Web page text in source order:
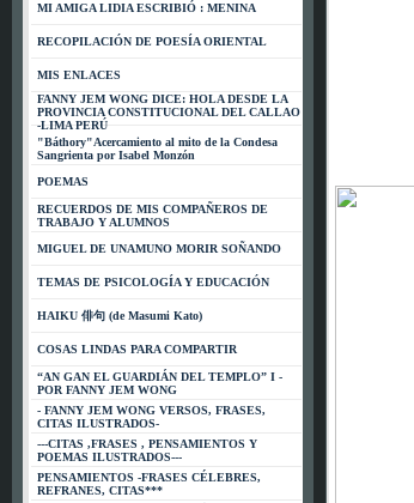
MI AMIGA LIDIA ESCRIBIÓ : MENINA
RECOPILACIÓN DE POESÍA ORIENTAL
MIS ENLACES
FANNY JEM WONG DICE: HOLA DESDE LA
PROVINCIA CONSTITUCIONAL DEL CALLAO
-LIMA PERÚ
"Báthory"Acercamiento al mito de la Condesa
Sangrienta por Isabel Monzón
POEMAS
RECUERDOS DE MIS COMPAÑEROS DE
TRABAJO Y ALUMNOS
MIGUEL DE UNAMUNO MORIR SOÑANDO
TEMAS DE PSICOLOGÍA Y EDUCACIÓN
HAIKU 俳句 (de Masumi Kato)
COSAS LINDAS PARA COMPARTIR
“AN GAN EL GUARDIÁN DEL TEMPLO” I -
POR FANNY JEM WONG
- FANNY JEM WONG VERSOS, FRASES,
CITAS ILUSTRADOS-
---CITAS ,FRASES , PENSAMIENTOS Y
POEMAS ILUSTRADOS---
PENSAMIENTOS -FRASES CÉLEBRES,
REFRANES, CITAS***